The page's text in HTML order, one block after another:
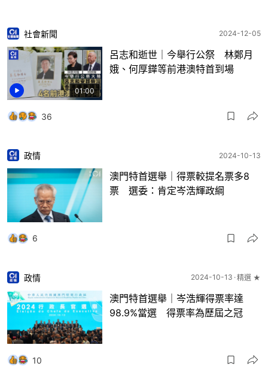
01:00
社會新聞 2024-12-05
呂志和逝世｜今舉行公祭 林鄭月
娥、何厚鏵等前港澳特首到場
36
政情 2024-10-13
澳門特首選舉｜得票較提名票多8
票 選委：肯定岑浩輝政綱
6
政情 2024-10-13 精選 ★
澳門特首選舉｜岑浩輝得票率達
98.9%當選 得票率為歷屆之冠
10